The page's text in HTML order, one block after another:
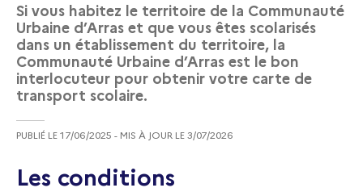
Si vous habitez le territoire de la Communauté
Urbaine d’Arras et que vous êtes scolarisés
dans un établissement du territoire, la
Communauté Urbaine d’Arras est le bon
interlocuteur pour obtenir votre carte de
transport scolaire.
PUBLIÉ LE 17/06/2025 - MIS À JOUR LE 3/07/2026
Les conditions